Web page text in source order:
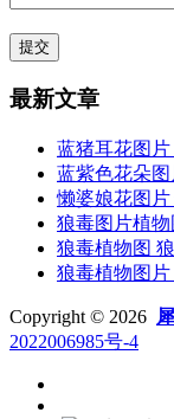
最新文章
蓝猪耳花图
蓝紫色花朵
懒婆娘花图
狼毒图片植
狼毒植物图
狼毒植物图
Copyright © 2026
2022006985号-4